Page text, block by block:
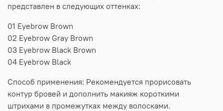
представлен в следующих оттенках:
01 Eyebrow Brown
02 Eyebrow Gray Brown
03 Eyebrow Black Brown
04 Eyebrow Black
Способ применения: Рекомендуется прорисовать
контур бровей и дополнить макияж короткими
штрихами в промежутках между волосками.